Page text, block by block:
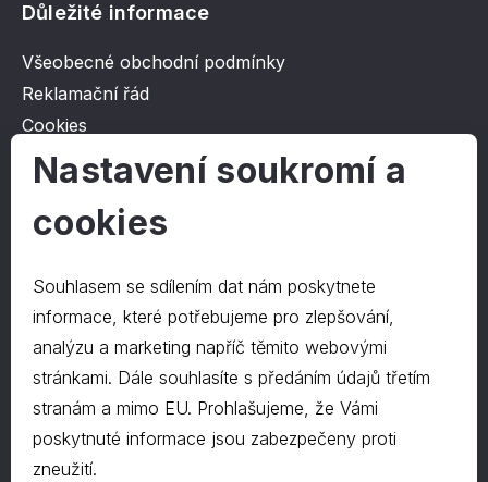
Důležité informace
Všeobecné obchodní podmínky
Reklamační řád
Cookies
Ochrana osobních údajů
O společnosti
Kontakt
O nás
Kontakty
577 222 666
©2024 PD-HRAPA s.r.o.
Nastavení soukromí a
cookies
Souhlasem se sdílením dat nám poskytnete
informace, které potřebujeme pro zlepšování,
analýzu a marketing napříč těmito webovými
stránkami. Dále souhlasíte s předáním údajů třetím
stranám a mimo EU. Prohlašujeme, že Vámi
poskytnuté informace jsou zabezpečeny proti
zneužití.